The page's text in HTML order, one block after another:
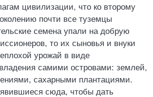
цивилизации, что ко второму
почти все туземцы
семена упали на добрую
то их сыновья и внуки
урожай в виде
самими островами: землей,
сахарными плантациями.
сюда, чтобы дать